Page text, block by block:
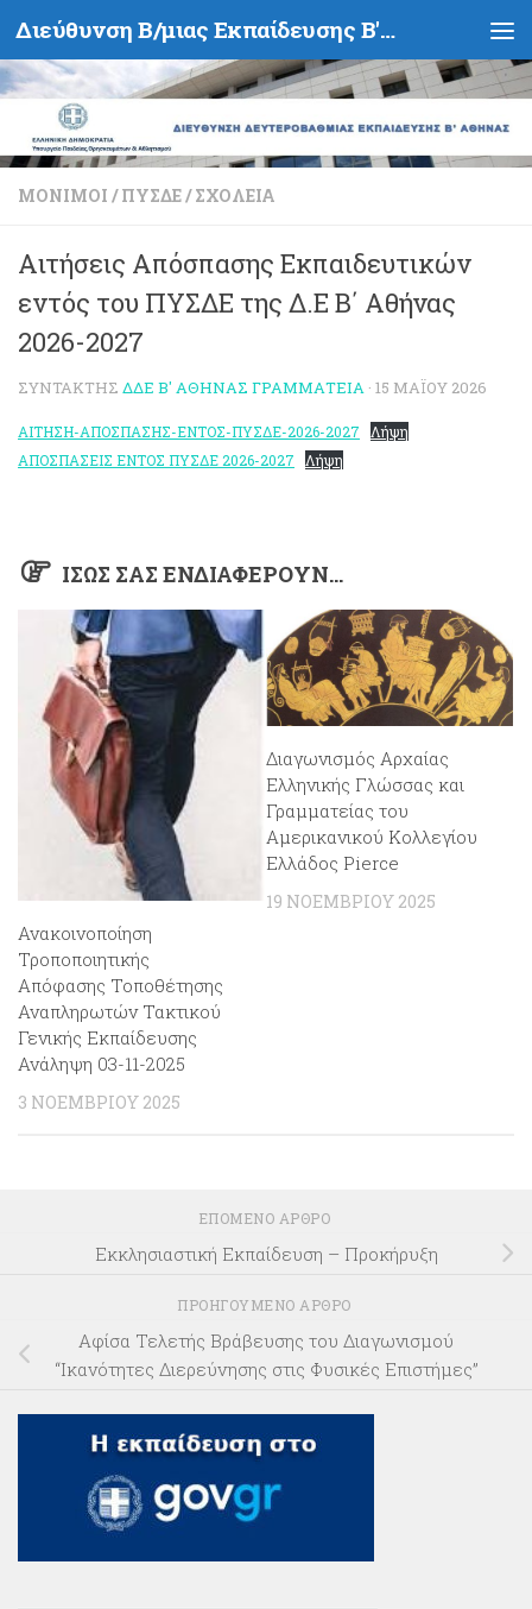
Skip to content Διεύθυνση Β/μιας Εκπαίδευσης Β' Αθήνας - Υπουργείο Παιδείας, Θρησκευμάτων και Αθλητισμού- Ελληνική Δημοκρατία
ΜΌΝΙΜΟΙ / ΠΥΣΔΕ/ ΣΧΟΛΕΊΑ
Αιτήσεις Απόσπασης Εκπαιδευτικών
εντός του ΠΥΣΔΕ της Δ.Ε Β΄ Αθήνας
2026-2027
ΣΥΝΤΆΚΤΗΣ ΔΔΕ Β' ΑΘΉΝΑΣ ΓΡΑΜΜΑΤΕΊΑ · 15 ΜΑΪ́ΟΥ 2026
ΑΙΤΗΣΗ-ΑΠΟΣΠΑΣΗΣ-ΕΝΤΟΣ-ΠΥΣΔΕ-2026-2027
Λήψη
ΑΠΟΣΠΑΣΕΙΣ ΕΝΤΟΣ ΠΥΣΔΕ 2026-2027
Λήψη
ΊΣΩΣ ΣΑΣ ΕΝΔΙΑΦΈΡΟΥΝ…
Ανακοινοποίηση
Τροποποιητικής
Απόφασης Τοποθέτησης
Αναπληρωτών Τακτικού
Γενικής Εκπαίδευσης
Ανάληψη 03-11-2025
3 ΝΟΕΜΒΡΊΟΥ 2025
Διαγωνισμός Αρχαίας
Ελληνικής Γλώσσας και
Γραμματείας του
Αμερικανικού Κολλεγίου
Ελλάδος Pierce
19 ΝΟΕΜΒΡΊΟΥ 2025
ΕΠΌΜΕΝΟ ΆΡΘΡΟ
Eκκλησιαστική Εκπαίδευση – Προκήρυξη
ΠΡΟΗΓΟΎΜΕΝΟ ΆΡΘΡΟ
Αφίσα Τελετής Βράβευσης του Διαγωνισμού
“Ικανότητες Διερεύνησης στις Φυσικές Επιστήμες”